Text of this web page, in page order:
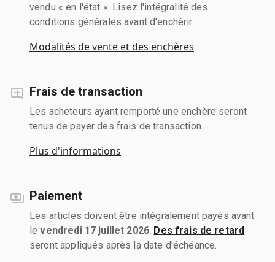
vendu « en l'état ». Lisez l'intégralité des
conditions générales avant d'enchérir.
Modalités de vente et des enchères
Frais de transaction
Les acheteurs ayant remporté une enchère seront
tenus de payer des frais de transaction.
Plus d'informations
Paiement
Les articles doivent être intégralement payés avant
levendredi 17 juillet 2026 Des frais de retard
seront appliqués après la date d'échéance.